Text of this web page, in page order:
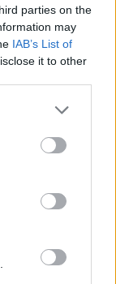
parties on the
may
IAB’s List of
it to other
more Google
may click to
party tags to
below Google